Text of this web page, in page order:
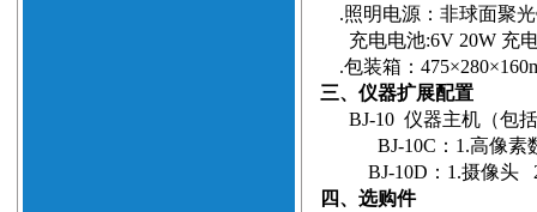
.照明电源：非球面聚
充电电池:6V 20W 充
.包装箱： 475×280×
三、仪器扩展配置
BJ-10 仪器主机（包
BJ-10C ： 1.高像素
BJ-10D ： 1.摄像头
四、选购件